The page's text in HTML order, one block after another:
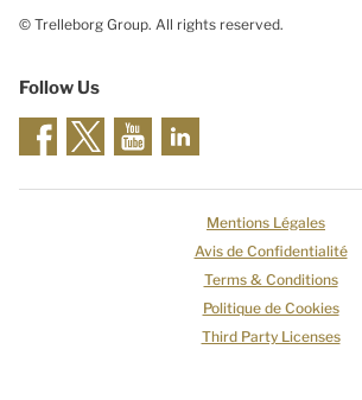
© Trelleborg Group. All rights reserved.
Follow Us
Mentions Légales
Avis de Confidentialité
Terms & Conditions
Politique de Cookies
Third Party Licenses